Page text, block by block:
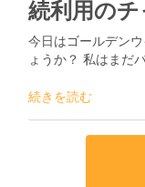
続利用の
今日はゴールデン
ょうか？ 私はまだ
続きを読む